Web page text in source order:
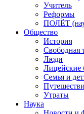
Учитель
Реформы
ПОЛЁТ
Общество
История
Свободная
Люди
Лицейские
Семья и
Утраты
Наука